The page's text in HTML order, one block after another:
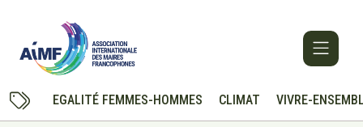
EGALITÉ FEMMES-HOMMES CLIMAT VIVRE-